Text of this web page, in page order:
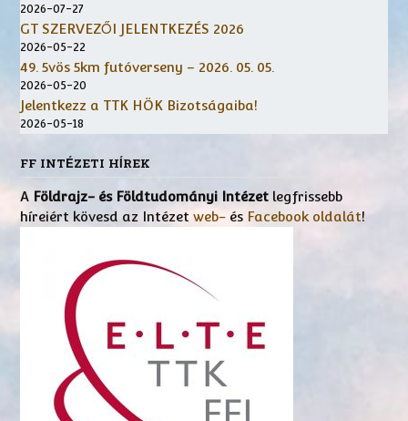
2026-07-27
GT SZERVEZŐI JELENTKEZÉS 2026
2026-05-22
49. 5vös 5km futóverseny – 2026. 05. 05.
2026-05-20
Jelentkezz a TTK HÖK Bizotságaiba!
2026-05-18
FF INTÉZETI HÍREK
A Földrajz- és Földtudományi Intézet legfrissebb
híreiért kövesd az Intézet web- és Facebook oldalát!